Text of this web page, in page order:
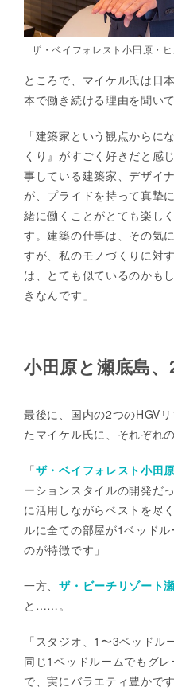
ザ・ベイフォレスト小田原・
ところで、マイケル氏は日
本で働き続ける理由を聞いて
「建築家という観点からに
くり』がすごく好きだと感
事している建築家、デザイ
が、プライドを持って真摯
緒に働くことがとても楽し
す。建築の仕事は、その気
すが、私のモノづくりに対
は、とても似ているのかも
きなんです」
小田原と瀬底島
最後に、国内の2つのHGV
たマイケル氏に、それぞれ
「ザ・ベイフォレスト小田
ーションスタイルの開発だ
に活用しながらベストを尽
ルに全ての部屋が1ベッド
のが特徴です」
一方、ザ・ビーチリゾート
と……。
「スタジオ、1〜3ベッドル
同じ1ベッドルームでもグ
で、実にバラエティ豊かで